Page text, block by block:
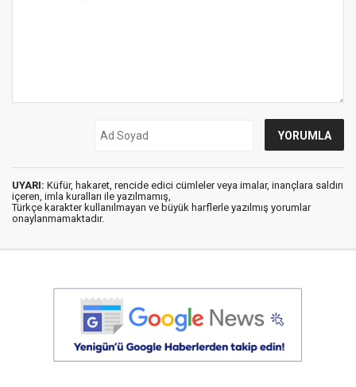
UYARI: Küfür, hakaret, rencide edici cümleler veya imalar, inançlara saldırı
içeren, imla kuralları ile yazılmamış,
Türkçe karakter kullanılmayan ve büyük harflerle yazılmış yorumlar
onaylanmamaktadır.